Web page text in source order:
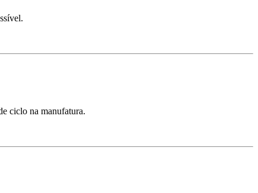
ciclo na manufatura.